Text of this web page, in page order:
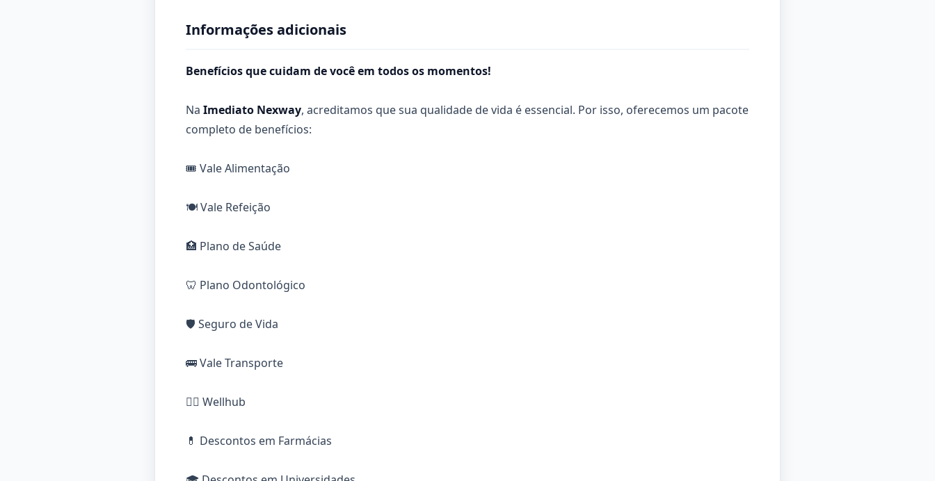
Informações adicionais
Benefícios que cuidam de você em todos os momentos!
Na Imediato Nexway, acreditamos que sua qualidade de vida é essencial. Por isso, oferecemos um pacote
completo de benefícios:
🎟️ Vale Alimentação
🍽️ Vale Refeição
🏥 Plano de Saúde
🦷 Plano Odontológico
🛡️ Seguro de Vida
🚌 Vale Transporte
🏋️‍♂️ Wellhub
💊 Descontos em Farmácias